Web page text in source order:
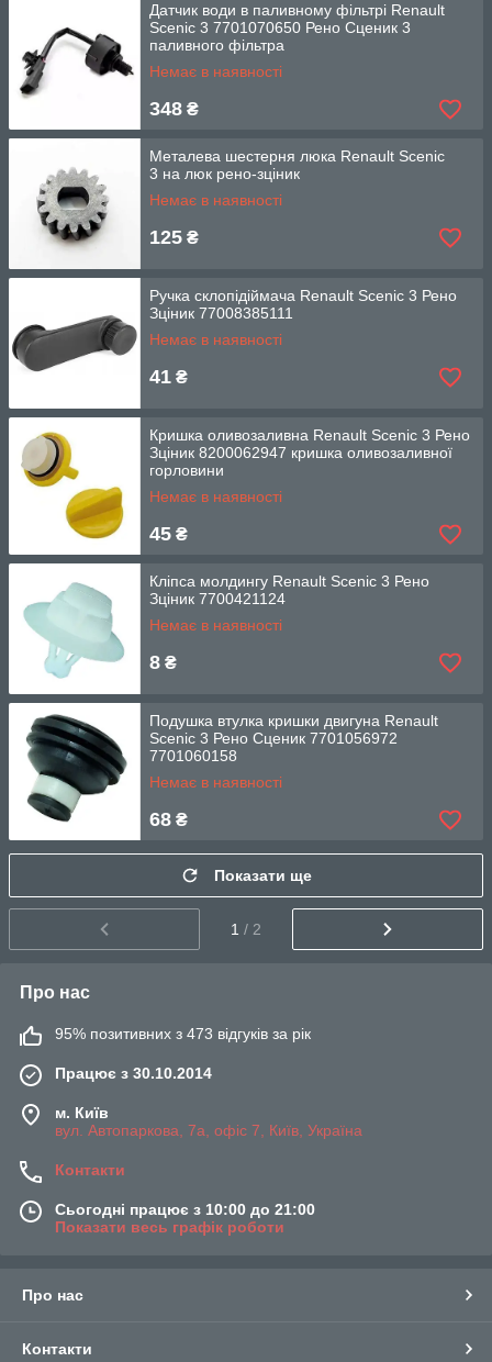
Датчик води в паливному фільтрі Renault
Scenic 3 7701070650 Рено Сценик 3
паливного фільтра
Немає в наявності
348 ₴
Металева шестерня люка Renault Scenic
3 на люк рено-зціник
Немає в наявності
125 ₴
Ручка склопідіймача Renault Scenic 3 Рено
Зціник 77008385111
Немає в наявності
41 ₴
Кришка оливозаливна Renault Scenic 3 Рено
Зціник 8200062947 кришка оливозаливної
горловини
Немає в наявності
45 ₴
Кліпса молдингу Renault Scenic 3 Рено
Зціник 7700421124
Немає в наявності
8 ₴
Подушка втулка кришки двигуна Renault
Scenic 3 Рено Сценик 7701056972
7701060158
Немає в наявності
68 ₴
Показати ще
1 / 2
Про нас
95% позитивних з 473 відгуків за рік
Працює з 30.10.2014
м. Київ
вул. Автопаркова, 7а, офіс 7, Київ, Україна
Контакти
Сьогодні працює з 10:00 до 21:00
Показати весь графік роботи
Про нас
Контакти